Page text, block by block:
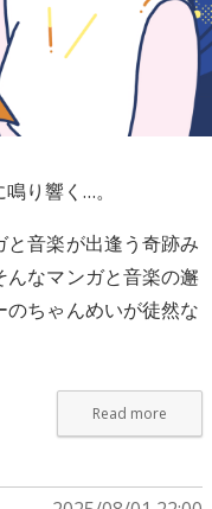
り響く…。
音楽が出逢う奇跡み
んなマンガと音楽の邂
ちゃんめいが徒然な
Read more